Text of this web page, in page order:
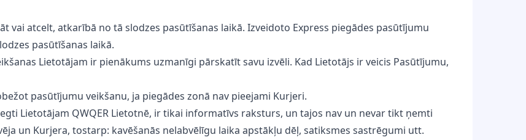
vai atcelt, atkarībā no tā slodzes pasūtīšanas laikā. Izveidoto Express piegādes pasūtījumu
pasūtīšanas laikā.
Lietotājam ir pienākums uzmanīgi pārskatīt savu izvēli. Kad Lietotājs ir veicis Pasūtījumu,
pasūtījumu veikšanu, ja piegādes zonā nav pieejami Kurjeri.
Lietotājam QWQER Lietotnē, ir tikai informatīvs raksturs, un tajos nav un nevar tikt ņemti
un Kurjera, tostarp: kavēšanās nelabvēlīgu laika apstākļu dēļ, satiksmes sastrēgumi utt.